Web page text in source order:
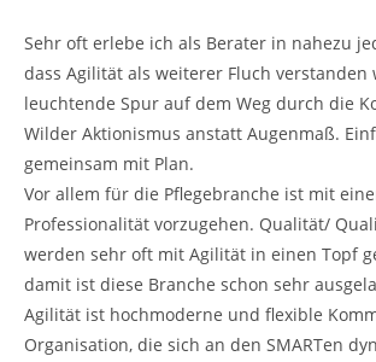
Sehr oft erlebe ich als Berater in nahezu
dass Agilität als weiterer Fluch verstanden
leuchtende Spur auf dem Weg durch die
Wilder Aktionismus anstatt Augenmaß.
gemeinsam mit Plan.
Vor allem für die Pflegebranche ist mit
Professionalität vorzugehen. Qualität/
werden sehr oft mit Agilität in einen Topf
damit ist diese Branche schon sehr
Agilität ist hochmoderne und flexible
Organisation, die sich an den SMARTen